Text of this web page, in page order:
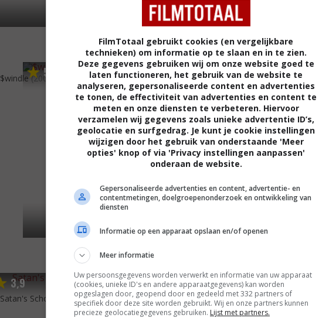
5
$windle (2002) 6,5
Lost and Delirious (2001) 5
After Amy
3,9
Satan's School for Girls (2000)
4,9
Requiem for Murder (1999) 3 9
Barney's
(1998)
FilmTotaal gebruikt cookies (en vergelijkbare
technieken) om informatie op te slaan en in te zien.
Deze gegevens gebruiken wij om onze website goed te
laten functioneren, het gebruik van de website te
analyseren, gepersonaliseerde content en advertenties
te tonen, de effectiviteit van advertenties en content te
meten en onze diensten te verbeteren. Hiervoor
verzamelen wij gegevens zoals unieke advertentie ID’s,
geolocatie en surfgedrag. Je kunt je cookie instellingen
wijzigen door het gebruik van onderstaande 'Meer
opties' knop of via 'Privacy instellingen aanpassen'
onderaan de website.
Gepersonaliseerde advertenties en content, advertentie- en
contentmetingen, doelgroepenonderzoek en ontwikkeling van
diensten
Informatie op een apparaat opslaan en/of openen
Meer informatie
Uw persoonsgegevens worden verwerkt en informatie van uw apparaat
(cookies, unieke ID's en andere apparaatgegevens) kan worden
opgeslagen door, geopend door en gedeeld met 332 partners of
specifiek door deze site worden gebruikt. Wij en onze partners kunnen
precieze geolocatiegegevens gebruiken. Lijst met partners.